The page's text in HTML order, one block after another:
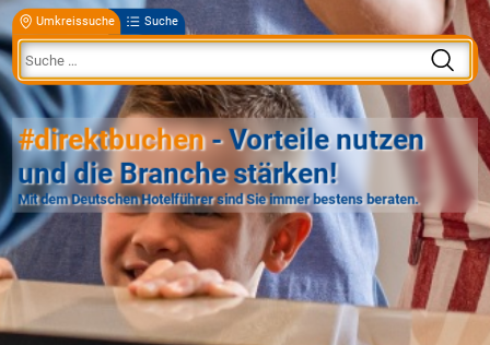
Umkreissuche Suche
#direktbuchen- Vorteile nutzen
und die Branche stärken!
Mit dem Deutschen Hotelführer sind Sie immer bestens beraten.